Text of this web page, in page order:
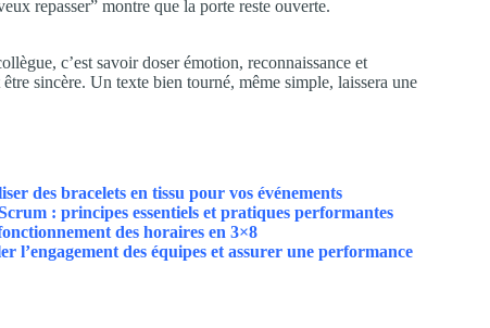
repasser” montre que la porte reste ouverte.
c’est savoir doser émotion, reconnaissance et
sincère. Un texte bien tourné, même simple, laissera une
des bracelets en tissu pour vos événements
: principes essentiels et pratiques performantes
des horaires en 3×8
des équipes et assurer une performance